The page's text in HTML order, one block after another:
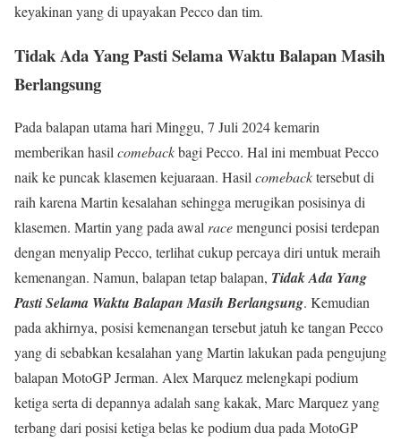
keyakinan yang di upayakan Pecco dan tim.
Tidak Ada Yang Pasti Selama Waktu Balapan Masih
Berlangsung
Pada balapan utama hari Minggu, 7 Juli 2024 kemarin
memberikan hasilcomebackbagi Pecco. Hal ini membuat Pecco
naik ke puncak klasemen kejuaraan. Hasilcomebacktersebut di
raih karena Martin kesalahan sehingga merugikan posisinya di
klasemen. Martin yang pada awalracemengunci posisi terdepan
dengan menyalip Pecco, terlihat cukup percaya diri untuk meraih
kemenangan. Namun, balapan tetap balapan, Tidak Ada Yang
Pasti Selama Waktu Balapan Masih Berlangsung. Kemudian
pada akhirnya, posisi kemenangan tersebut jatuh ke tangan Pecco
yang di sebabkan kesalahan yang Martin lakukan pada pengujung
balapan MotoGP Jerman. Alex Marquez melengkapi podium
ketiga serta di depannya adalah sang kakak, Marc Marquez yang
terbang dari posisi ketiga belas ke podium dua pada MotoGP